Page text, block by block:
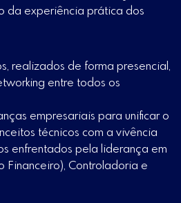
da experiência prática dos
realizados de forma presencial,
entre todos os
empresariais para unificar o
técnicos com a vivência
enfrentados pela liderança em
Financeiro), Controladoria e